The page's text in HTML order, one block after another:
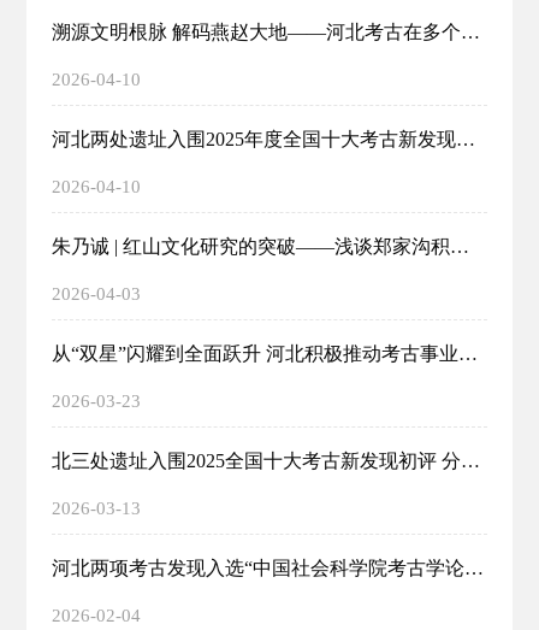
溯源文明根脉 解码燕赵大地——河北考古在多个关键节点取得重大突破成果
2026-04-10
河北两处遗址入围2025年度全国十大考古新发现终评
2026-04-10
朱乃诚 | 红山文化研究的突破——浅谈郑家沟积石冢发掘的学术”微信公众号意义
2026-04-03
从“双星”闪耀到全面跃升 河北积极推动考古事业高质量发展
2026-03-23
北三处遗址入围2025全国十大考古新发现初评 分别是阳原新庙庄遗址、宣化郑家沟遗址、涞水富位遗址
2026-03-13
河北两项考古发现入选“中国社会科学院考古学论坛·2025年中国考古新成果”
2026-02-04